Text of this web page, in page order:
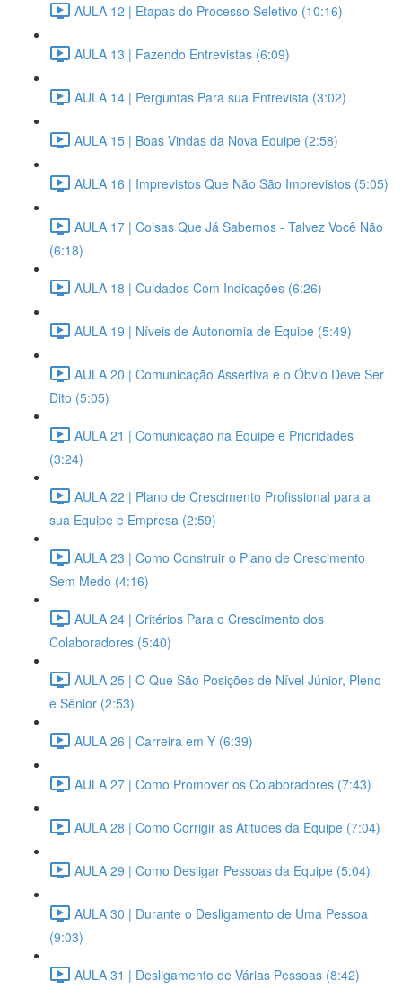
AULA 12 | Etapas do Processo Seletivo (10:16)
AULA 13 | Fazendo Entrevistas (6:09)
AULA 14 | Perguntas Para sua Entrevista (3:02)
AULA 15 | Boas Vindas da Nova Equipe (2:58)
AULA 16 | Imprevistos Que Não São Imprevistos (5:05)
AULA 17 | Coisas Que Já Sabemos - Talvez Você Não
(6:18)
AULA 18 | Cuidados Com Indicações (6:26)
AULA 19 | Níveis de Autonomia de Equipe (5:49)
AULA 20 | Comunicação Assertiva e o Óbvio Deve Ser
Dito (5:05)
AULA 21 | Comunicação na Equipe e Prioridades
(3:24)
AULA 22 | Plano de Crescimento Profissional para a
sua Equipe e Empresa (2:59)
AULA 23 | Como Construir o Plano de Crescimento
Sem Medo (4:16)
AULA 24 | Critérios Para o Crescimento dos
Colaboradores (5:40)
AULA 25 | O Que São Posições de Nível Júnior, Pleno
e Sênior (2:53)
AULA 26 | Carreira em Y (6:39)
AULA 27 | Como Promover os Colaboradores (7:43)
AULA 28 | Como Corrigir as Atitudes da Equipe (7:04)
AULA 29 | Como Desligar Pessoas da Equipe (5:04)
AULA 30 | Durante o Desligamento de Uma Pessoa
(9:03)
AULA 31 | Desligamento de Várias Pessoas (8:42)